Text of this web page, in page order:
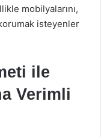
mobilyalarını,
isteyenler
ile
Verimli